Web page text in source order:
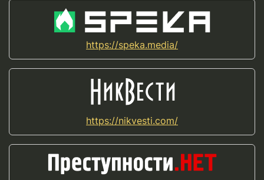
https://speka.media/
https://nikvesti.com/